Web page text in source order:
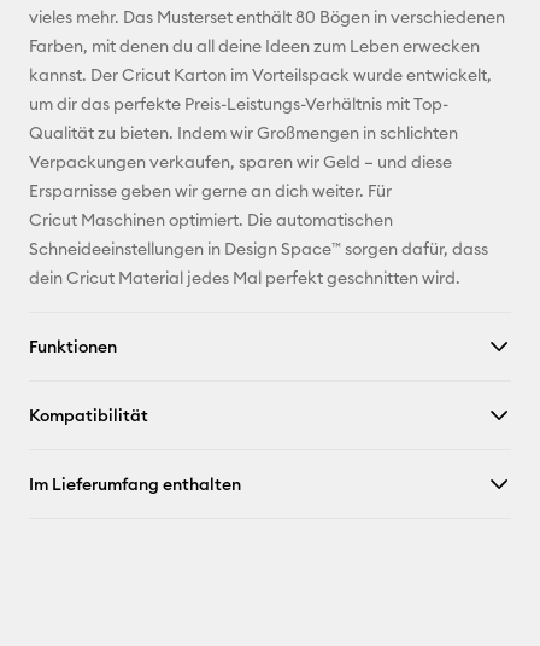
Pinterest
Facebook
vieles mehr. Das Musterset enthält 80 Bögen in verschiedenen
Farben, mit denen du all deine Ideen zum Leben erwecken
kannst. Der Cricut Karton im Vorteilspack wurde entwickelt,
um dir das perfekte Preis-Leistungs-Verhältnis mit Top-
Qualität zu bieten. Indem wir Großmengen in schlichten
Verpackungen verkaufen, sparen wir Geld – und diese
Ersparnisse geben wir gerne an dich weiter. Für
Cricut Maschinen optimiert. Die automatischen
Schneideeinstellungen in Design Space™ sorgen dafür, dass
dein Cricut Material jedes Mal perfekt geschnitten wird.
Funktionen
Kompatibilität
Im Lieferumfang enthalten